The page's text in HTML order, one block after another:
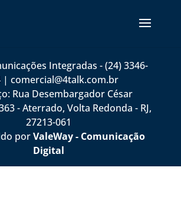
Integradas - (24) 3346-
| comercial@4talk.com.br
Rua Desembargador César
- Aterrado, Volta Redonda - RJ,
27213-061
porValeWay - Comunicação
Digital